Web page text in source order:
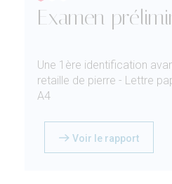
Examen
Une 1ère identification
retaille de pierre - Lettre
A4
Voir le rapport